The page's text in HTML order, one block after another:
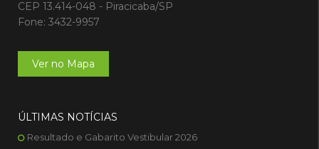
CEP 13.414-048 - Piracicaba/SP
Fone: 3432-9957
Ver no Mapa
ÚLTIMAS NOTÍCIAS
Resultado e Gabarito Vestibular 2026